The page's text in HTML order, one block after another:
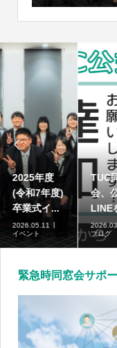

2025年度
(令和7年度)
卒業式イ...
2026.05.11
イベント
TUC
会、
LINE
ブログ
緊急時同窓会サポ